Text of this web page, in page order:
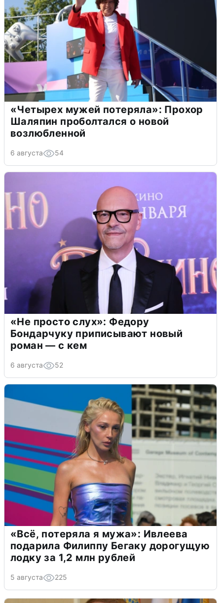
«Четырех мужей потеряла»: Прохор
Шаляпин проболтался о новой
возлюбленной
6 августа 54
«Не просто слух»: Федору
Бондарчуку приписывают новый
роман — с кем
6 августа 52
«Всё, потеряла я мужа»: Ивлеева
подарила Филиппу Бегаку дорогущую
лодку за 1,2 млн рублей
5 августа 225